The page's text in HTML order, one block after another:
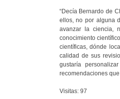
“Decía Bernardo de
ellos, no por alguna
avanzar la ciencia,
conocimiento
científicas, dónde
calidad de sus
gustaría
recomendaciones
Visitas: 97